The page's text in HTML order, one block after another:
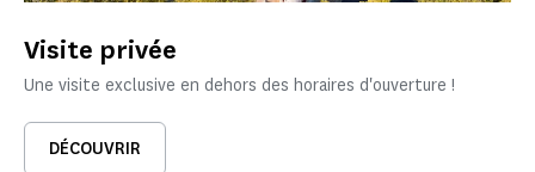
Visite privée
Une visite exclusive en dehors des horaires d'ouverture !
DÉCOUVRIR